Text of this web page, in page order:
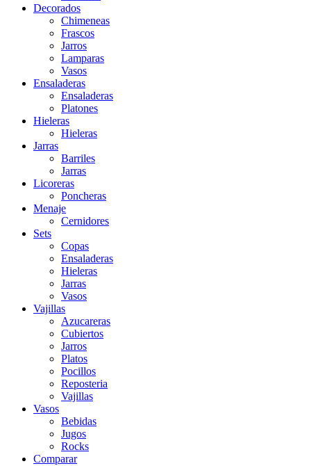
Decorados
Chimeneas
Frascos
Jarros
Lamparas
Vasos
Ensaladeras
Ensaladeras
Platones
Hieleras
Hieleras
Jarras
Barriles
Jarras
Licoreras
Poncheras
Menaje
Cernidores
Sets
Copas
Ensaladeras
Hieleras
Jarras
Vasos
Vajillas
Azucareras
Cubiertos
Jarros
Platos
Pocillos
Reposteria
Vajillas
Vasos
Bebidas
Jugos
Rocks
Comparar